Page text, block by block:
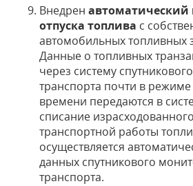
Внедрен автоматический
отпуска топлива с
автомобильных топливных
Данные о топливных
через систему
транспорта почти в
времени передаются в
списание
транспортной работы
осуществляется
данных спутникового
транспорта.